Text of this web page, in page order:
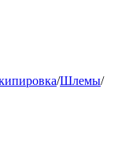
/Шлемы/